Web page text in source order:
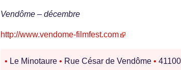
Vendôme – décembre
http://www.vendome-filmfest.com
• Le Minotaure • Rue César de Vendôme •